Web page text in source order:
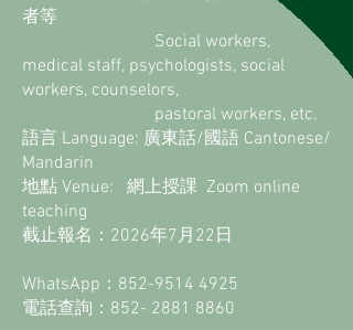
者等
Social workers,
medical staff, psychologists, social
workers, counselors,
pastoral workers, etc.
語言 Language: 廣東話/國語 Cantonese/
Mandarin
地點 Venue: 網上授課 Zoom online
teaching
截止報名：2026年7月22日
WhatsApp：852-9514 4925
電話查詢：852- 2881 8860